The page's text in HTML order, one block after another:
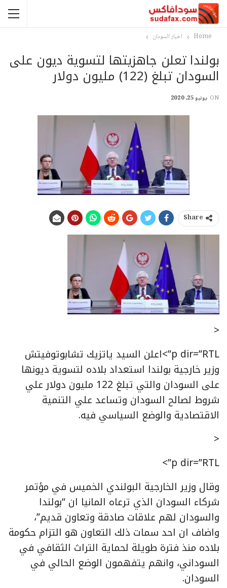
Home اخبار السودان
بولندا تعلن جاهزيتها لتسوية ديون على
السودان تبلغ (122) مليون دولار
ON يونيو 25, 2020
Share
<
p dir=”RTL”>اعلن السيد ياتزيك تشابوتوفيتش
وزير خارجية بولندا استعداد بلاده لتسوية ديونها
على السودان والتي تبلغ 122 مليون دولار علي
شروط لصالح السودان وتساعد علي التنمية
الاقتصادية والوضع السياسي فيه.
<
p dir=”RTL”>
وقال وزير الخارجية البولندي الخميس في مؤتمر
شركاء السودان الذي ترعاه المانيا ان “بولندا
والسودان لهم علاقات صادقة وتعاون قديم”،
واضاف ان احد سمات ذلك التعاون هو التزام حكومة
بلاده منذ فترة طويلة لحماية التراث الثقافي في
السوداني، وانهم يتفهمون الوضع الحالي في
السودان.